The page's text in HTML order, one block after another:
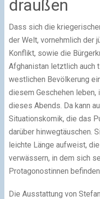
draußen
Dass sich die
der Welt, vornehmlich der
Konflikt, sowie die
Afghanistan letztlich auch
westlichen Bevölkerung
diesem Geschehen
dieses Abends. Da kann
Situationskomik, die das
darüber hinwegtäuschen.
leichte Länge aufweist,
verwässern, in dem sich
Protagonostinnen befinden.
Die Ausstattung von